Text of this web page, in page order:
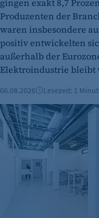
fe_typo_user
Anbieter:
CMS TYPO3
Zweck:
Session-Cookie für
oder Formularen).
Cookie Laufzeit:
Session
Cookie Consent
Name:
cookie_consent
Dieser Cookie
gingen exakt 8,7
Produzenten der
waren insbesondere
positiv entwickelten
außerhalb der
Elektroindustrie bleibt
06.08.2026 Lesezeit: 1
Büroimmobilien Berlin: